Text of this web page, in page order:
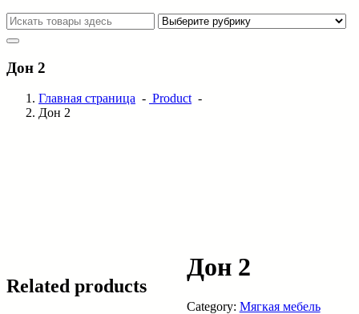
Дон 2
Главная страница - Product-
Дон 2
Дон 2
Category: Мягкая мебель
Related products